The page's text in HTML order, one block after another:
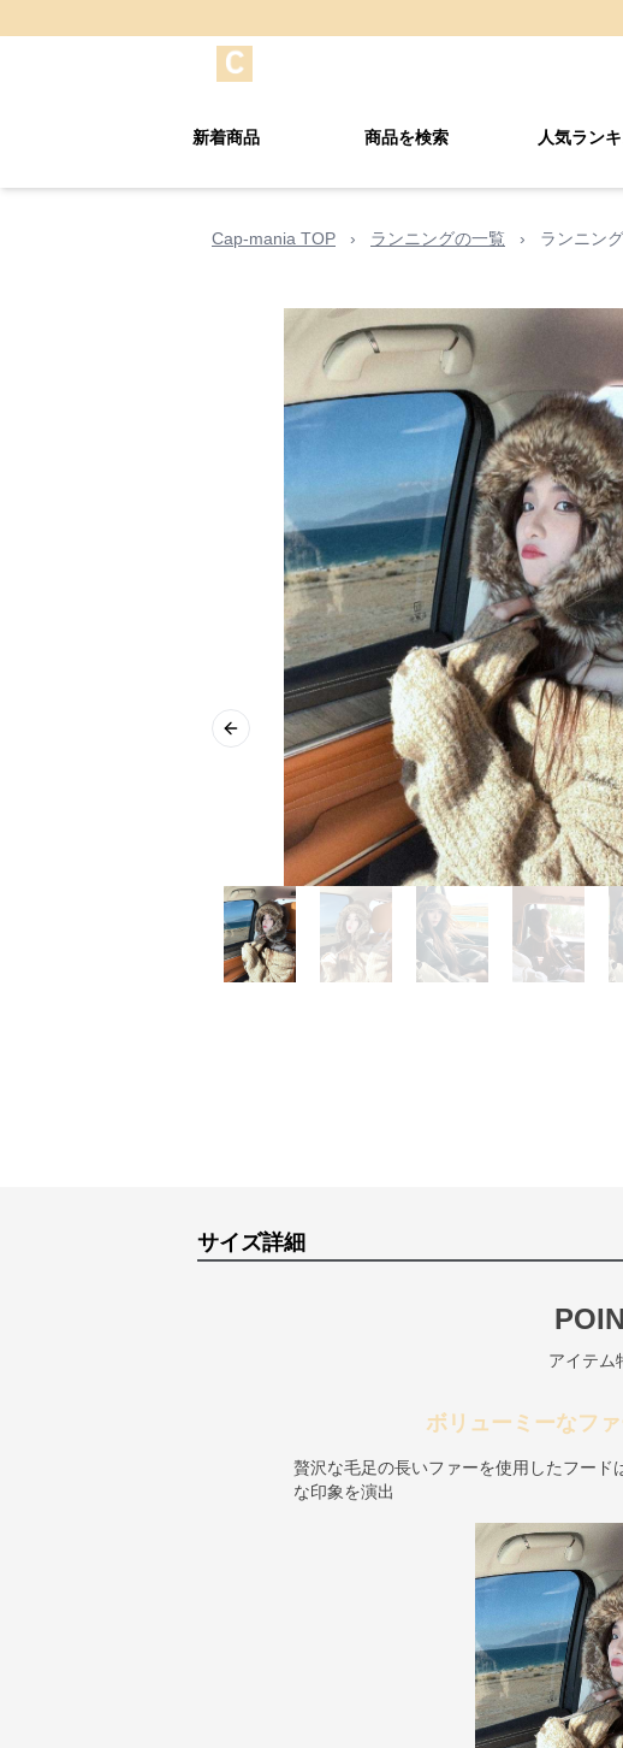
新着商品 商品を検索 人気ラン
Cap-mania TOP › ランニングの一覧 › ランニン
Previous slide
サイズ詳細
アイテム
ボリューミーなフ
贅沢な毛足の長いファーを使用したフード
な印象を演出